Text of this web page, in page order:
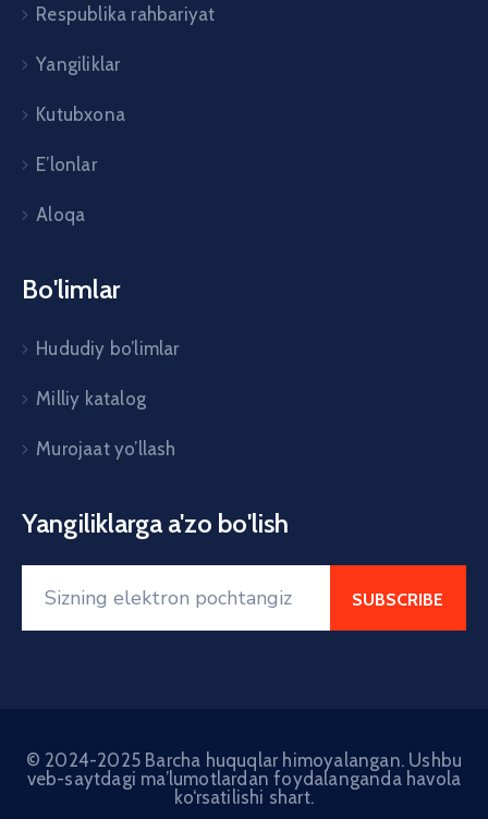
Respublika rahbariyat
Yangiliklar
Kutubxona
E’lonlar
Aloqa
Bo'limlar
Hududiy bo’limlar
Milliy katalog
Murojaat yo’llash
Yangiliklarga a'zo bo'lish
© 2024-2025 Barcha huquqlar himoyalangan. Ushbu
veb-saytdagi ma’lumotlardan foydalanganda havola
ko‘rsatilishi shart.